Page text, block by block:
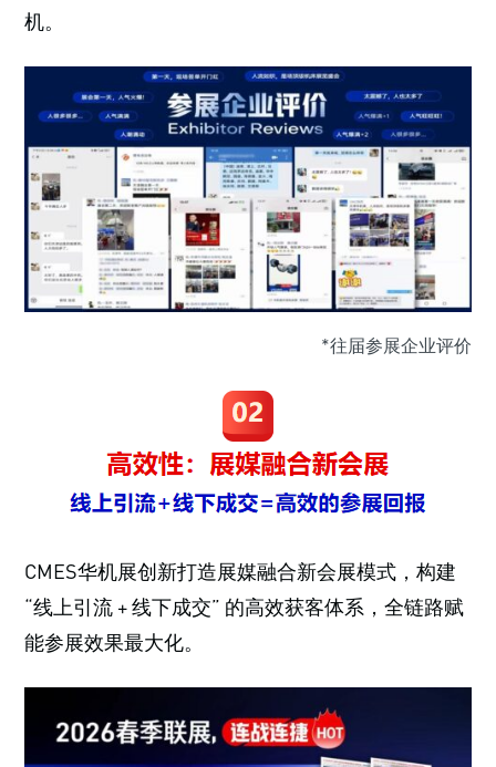
机。
*往届参展企业评价
CMES华机展创新打造展媒融合新会展模式，构建
“线上引流 + 线下成交” 的高效获客体系，全链路赋
能参展效果最大化。